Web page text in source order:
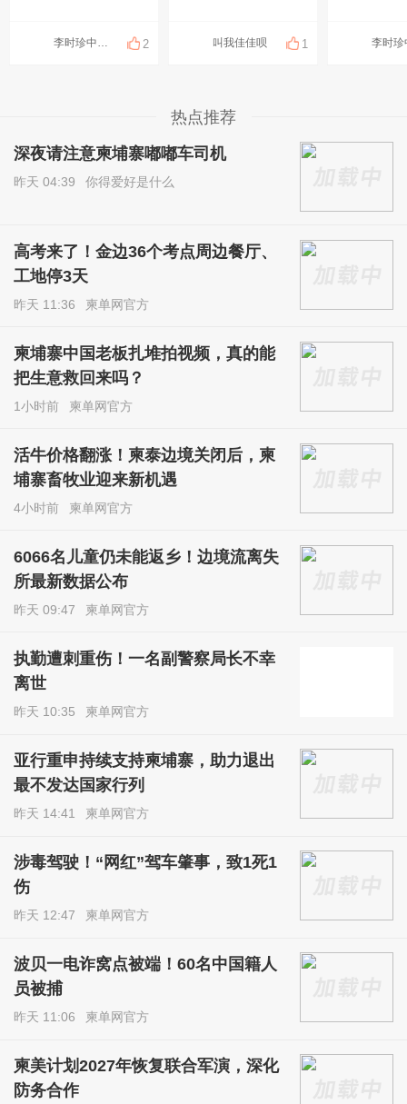
李时珍中医理疗 2 叫我佳佳呗 1
热点推荐
深夜请注意柬埔寨嘟嘟车司机
昨天 04:39 你得爱好是什么
高考来了！金边36个考点周边餐厅、
工地停3天
昨天 11:36 柬单网官方
柬埔寨中国老板扎堆拍视频，真的能
把生意救回来吗？
1小时前 柬单网官方
活牛价格翻涨！柬泰边境关闭后，柬
埔寨畜牧业迎来新机遇
4小时前 柬单网官方
6066名儿童仍未能返乡！边境流离失
所最新数据公布
昨天 09:47 柬单网官方
执勤遭刺重伤！一名副警察局长不幸
离世
昨天 10:35 柬单网官方
亚行重申持续支持柬埔寨，助力退出
最不发达国家行列
昨天 14:41 柬单网官方
涉毒驾驶！“网红”驾车肇事，致1死1
伤
昨天 12:47 柬单网官方
波贝一电诈窝点被端！60名中国籍人
员被捕
昨天 11:06 柬单网官方
柬美计划2027年恢复联合军演，深化
防务合作